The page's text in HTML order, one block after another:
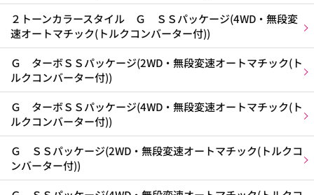
２トーンカラースタイル Ｇ ＳＳパッケージ(4WD・無段変
速オートマチック(トルクコンバーター付))
Ｇ ターボＳＳパッケージ(2WD・無段変速オートマチック(ト
ルクコンバーター付))
Ｇ ターボＳＳパッケージ(4WD・無段変速オートマチック(ト
ルクコンバーター付))
Ｇ ＳＳパッケージ(2WD・無段変速オートマチック(トルクコ
ンバーター付))